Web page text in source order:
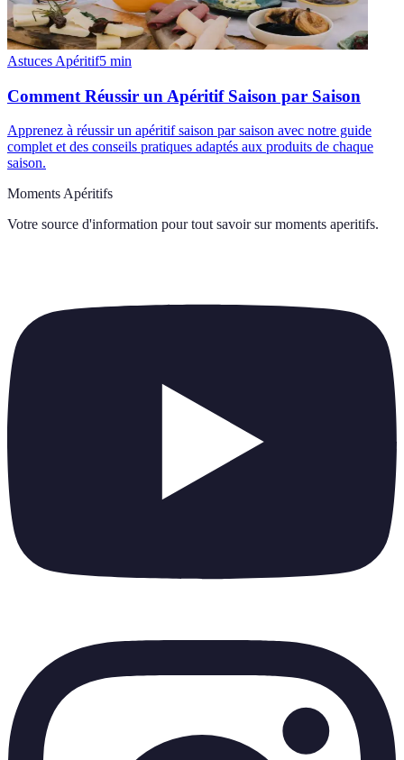
Astuces Apéritif5 min
Comment Réussir un Apéritif Saison par Saison
Apprenez à réussir un apéritif saison par saison avec notre guide
complet et des conseils pratiques adaptés aux produits de chaque
saison.
Moments Apéritifs
Votre source d'information pour tout savoir sur moments aperitifs.